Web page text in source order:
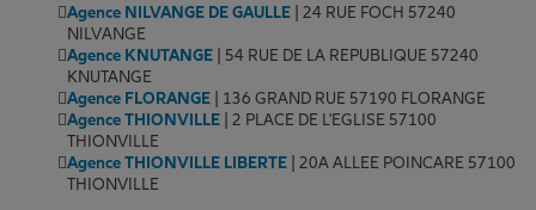
Agence NILVANGE DE GAULLE | 24 RUE FOCH 57240
NILVANGE
Agence KNUTANGE | 54 RUE DE LA REPUBLIQUE 57240
KNUTANGE
Agence FLORANGE | 136 GRAND RUE 57190 FLORANGE
Agence THIONVILLE | 2 PLACE DE L'EGLISE 57100
THIONVILLE
Agence THIONVILLE LIBERTE | 20A ALLEE POINCARE 57100
THIONVILLE